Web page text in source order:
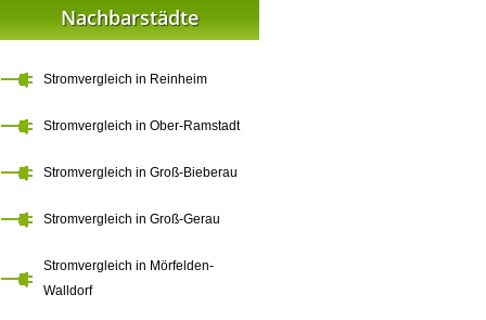
Nachbarstädte
Stromvergleich in Reinheim
Stromvergleich in Ober-Ramstadt
Stromvergleich in Groß-Bieberau
Stromvergleich in Groß-Gerau
Stromvergleich in Mörfelden-
Walldorf